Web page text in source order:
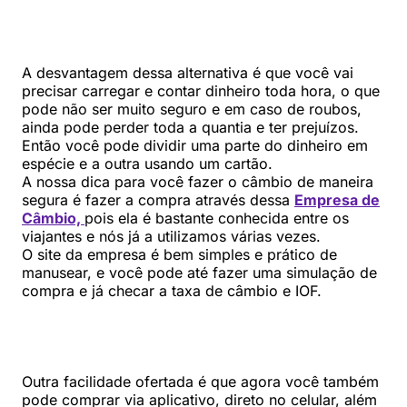
A desvantagem dessa alternativa é que você vai
precisar carregar e contar dinheiro toda hora, o que
pode não ser muito seguro e em caso de roubos,
ainda pode perder toda a quantia e ter prejuízos.
Então você pode dividir uma parte do dinheiro em
espécie e a outra usando um cartão.
A nossa dica para você fazer o câmbio de maneira
segura é fazer a compra através dessa Empresa de
Câmbio, pois ela é bastante conhecida entre os
viajantes e nós já a utilizamos várias vezes.
O site da empresa é bem simples e prático de
manusear, e você pode até fazer uma simulação de
compra e já checar a taxa de câmbio e IOF.
Outra facilidade ofertada é que agora você também
pode comprar via aplicativo, direto no celular, além